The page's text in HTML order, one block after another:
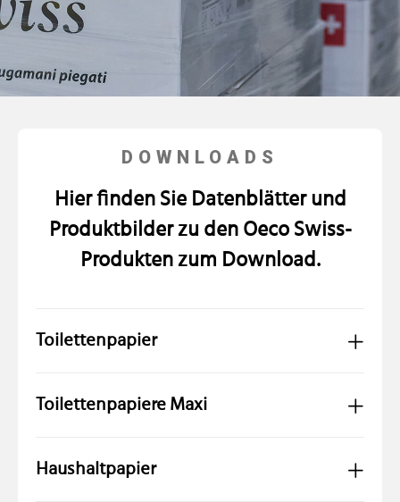
DOWNLOADS
Hier finden Sie Datenblätter und
Produktbilder zu den Oeco Swiss-
Produkten zum Download.
Toilettenpapier
Toilettenpapiere Maxi
Haushaltpapier